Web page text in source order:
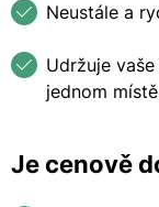
Neustále a
Udržuje
jednom
Je cenově